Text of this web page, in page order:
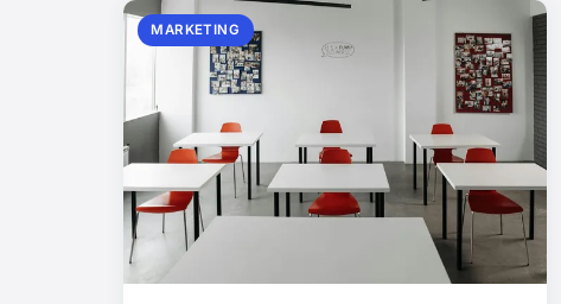
MARKETING